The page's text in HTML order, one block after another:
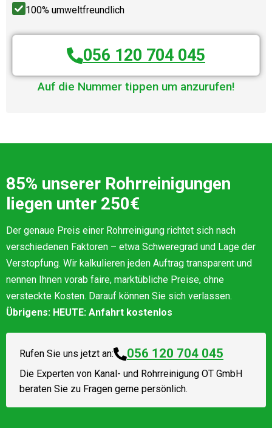
100% umweltfreundlich
056 120 704 045
Auf die Nummer tippen um anzurufen!
85% unserer Rohrreinigungen
liegen unter 250€
Der genaue Preis einer Rohrreinigung richtet sich nach
verschiedenen Faktoren – etwa Schweregrad und Lage der
Verstopfung. Wir kalkulieren jeden Auftrag transparent und
nennen Ihnen vorab faire, marktübliche Preise, ohne
versteckte Kosten. Darauf können Sie sich verlassen.
Übrigens: HEUTE: Anfahrt kostenlos
Rufen Sie uns jetzt an: 056 120 704 045
Die Experten von Kanal- und Rohrreinigung OT GmbH
beraten Sie zu Fragen gerne persönlich.